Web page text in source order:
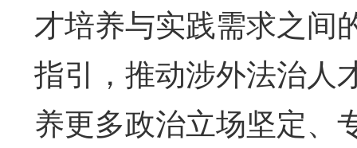
才培养与实践需求之间
指引，推动涉外法治人
养更多政治立场坚定、